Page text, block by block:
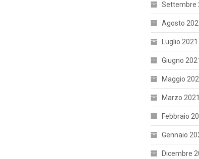
Settembre
Agosto
Luglio 2021
Giugno 2021
Maggio
Marzo 2021
Febbraio
Gennaio
Dicembre